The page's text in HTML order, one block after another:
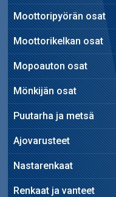
Moottoripyörän osat
Moottorikelkan osat
Mopoauton osat
Mönkijän osat
Puutarha ja metsä
Ajovarusteet
Nastarenkaat
Renkaat ja vanteet